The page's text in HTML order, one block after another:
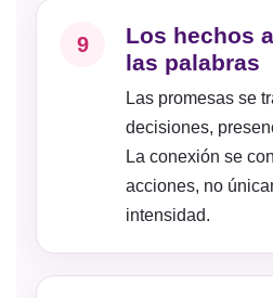
9
Los hechos
las palabras
Las promesas se
decisiones,
La conexión se
acciones, no
intensidad.